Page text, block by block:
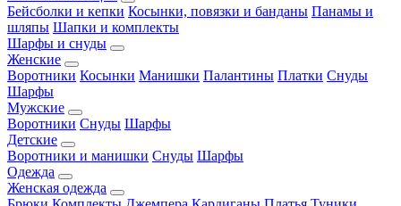
Бейсболки и кепки Косынки, повязки и банданы Панамы и
шляпы Шапки и комплекты
Шарфы и снуды
Женские
Воротники Косынки Манишки Палантины Платки Снуды
Шарфы
Мужские
Воротники Снуды Шарфы
Детские
Воротники и манишки Снуды Шарфы
Одежда
Женская одежда